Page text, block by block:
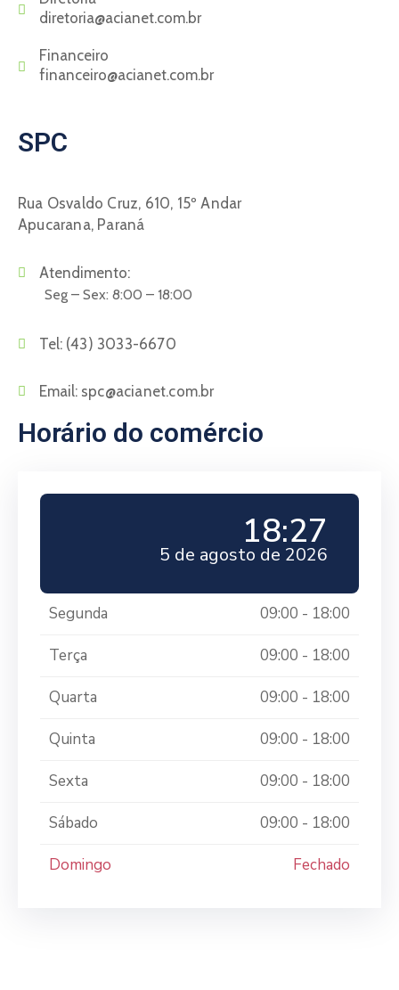
diretoria@acianet.com.br
Financeiro
financeiro@acianet.com.br
SPC
Rua Osvaldo Cruz, 610, 15º Andar
Apucarana, Paraná
Atendimento:
Seg – Sex: 8:00 – 18:00
Tel: (43) 3033-6670
Email: spc@acianet.com.br
Horário do comércio
18:27
5 de agosto de 2026
Segunda 09:00 - 18:00
Terça 09:00 - 18:00
Quarta 09:00 - 18:00
Quinta 09:00 - 18:00
Sexta 09:00 - 18:00
Sábado 09:00 - 18:00
Domingo Fechado